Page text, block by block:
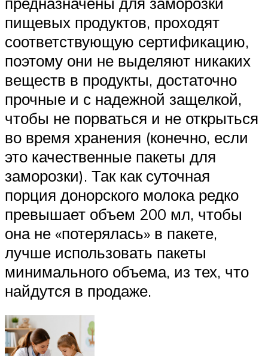
пищевых продуктов, проходят
соответствующую сертификацию,
поэтому они не выделяют никаких
веществ в продукты, достаточно
прочные и с надежной защелкой,
чтобы не порваться и не открыться
во время хранения (конечно, если
это качественные пакеты для
заморозки). Так как суточная
порция донорского молока редко
превышает объем 200 мл, чтобы
она не «потерялась» в пакете,
лучше использовать пакеты
минимального объема, из тех, что
найдутся в продаже.